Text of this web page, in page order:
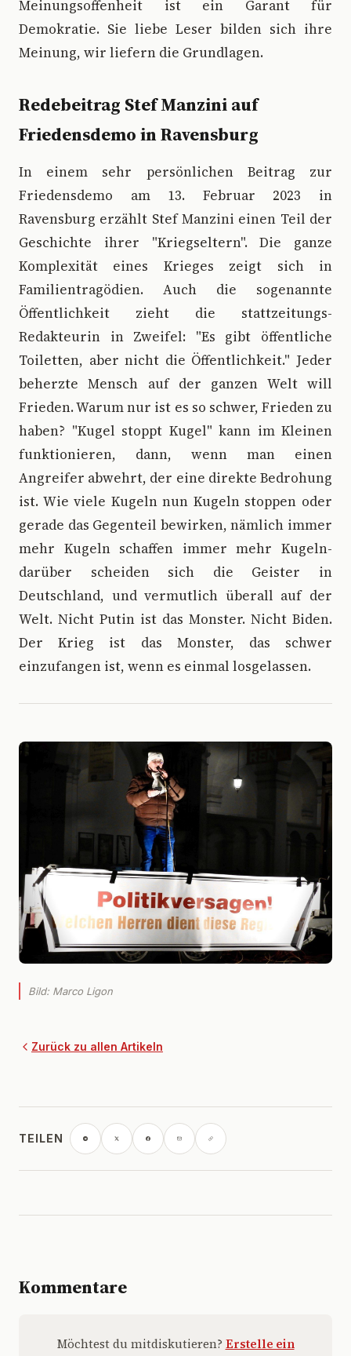
Meinungsoffenheit ist ein Garant für
Demokratie. Sie liebe Leser bilden sich ihre
Meinung, wir liefern die Grundlagen.
Redebeitrag Stef Manzini auf
Friedensdemo in Ravensburg
In einem sehr persönlichen Beitrag zur
Friedensdemo am 13. Februar 2023 in
Ravensburg erzählt Stef Manzini einen Teil der
Geschichte ihrer "Kriegseltern". Die ganze
Komplexität eines Krieges zeigt sich in
Familientragödien. Auch die sogenannte
Öffentlichkeit zieht die stattzeitungs-
Redakteurin in Zweifel: "Es gibt öffentliche
Toiletten, aber nicht die Öffentlichkeit." Jeder
beherzte Mensch auf der ganzen Welt will
Frieden. Warum nur ist es so schwer, Frieden zu
haben? "Kugel stoppt Kugel" kann im Kleinen
funktionieren, dann, wenn man einen
Angreifer abwehrt, der eine direkte Bedrohung
ist. Wie viele Kugeln nun Kugeln stoppen oder
gerade das Gegenteil bewirken, nämlich immer
mehr Kugeln schaffen immer mehr Kugeln-
darüber scheiden sich die Geister in
Deutschland, und vermutlich überall auf der
Welt. Nicht Putin ist das Monster. Nicht Biden.
Der Krieg ist das Monster, das schwer
einzufangen ist, wenn es einmal losgelassen.
Bild: Marco Ligon
Zurück zu allen Artikeln
TEILEN
Kommentare
Möchtest du mitdiskutieren? Erstelle ein